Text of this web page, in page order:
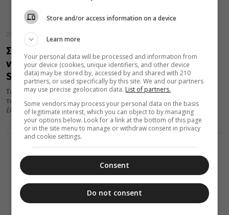
25 Ιανουαρίου 2026
Στον Μητροπολίτη Καστορίας κ. Καλλίνικο, η
νέα Πρέσβης του Καναδά στην Ελλάδα κ.
Sonya Thissen
Τὸ μεσημέρι τῆς Παρασκευῆς, 23 Ἰανουαρίου 2026, ἐπισκέφτηκε
τὸν Σεβασμιώτατο Μητροπολίτη Καστορίας κ. Καλλίνικο ἡ
ἐξοχοτάτη νέα Πρέσβης τοῦ...
Store and/or access information on a device
Learn more
Your personal data will be processed and information from
your device (cookies, unique identifiers, and other device
data) may be stored by, accessed by and shared with 210
partners, or used specifically by this site. We and our partners
may use precise geolocation data. List of partners.
Some vendors may process your personal data on the basis
of legitimate interest, which you can object to by managing
your options below. Look for a link at the bottom of this page
or in the site menu to manage or withdraw consent in privacy
and cookie settings.
Consent
Do not consent